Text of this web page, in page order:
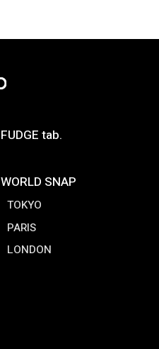
FUDGE tab.
WORLD SNAP
TOKYO
PARIS
LONDON